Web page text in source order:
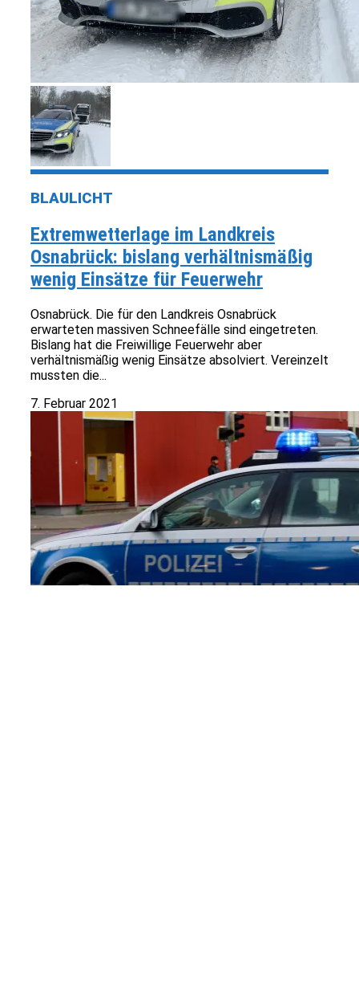
BLAULICHT
Extremwetterlage im Landkreis
Osnabrück: bislang verhältnismäßig
wenig Einsätze für Feuerwehr
Osnabrück. Die für den Landkreis Osnabrück
erwarteten massiven Schneefälle sind eingetreten.
Bislang hat die Freiwillige Feuerwehr aber
verhältnismäßig wenig Einsätze absolviert. Vereinzelt
mussten die...
7. Februar 2021